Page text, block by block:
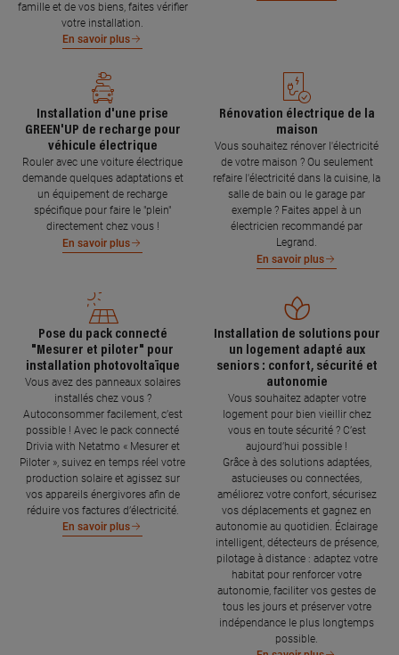
famille et de vos biens, faites vérifier
votre installation.
En savoir plus
Installation d'une prise
GREEN'UP de recharge pour
véhicule électrique
Rouler avec une voiture électrique
demande quelques adaptations et
un équipement de recharge
spécifique pour faire le "plein"
directement chez vous !
En savoir plus
Rénovation électrique de la
maison
Vous souhaitez rénover l'électricité
de votre maison ? Ou seulement
refaire l'électricité dans la cuisine, la
salle de bain ou le garage par
exemple ? Faites appel à un
électricien recommandé par
Legrand.
En savoir plus
Pose du pack connecté
"Mesurer et piloter" pour
installation photovoltaïque
Vous avez des panneaux solaires
installés chez vous ?
Autoconsommer facilement, c’est
possible ! Avec le pack connecté
Drivia with Netatmo « Mesurer et
Piloter », suivez en temps réel votre
production solaire et agissez sur
vos appareils énergivores afin de
réduire vos factures d’électricité.
En savoir plus
Installation de solutions pour
un logement adapté aux
seniors : confort, sécurité et
autonomie
Vous souhaitez adapter votre
logement pour bien vieillir chez
vous en toute sécurité ? C’est
aujourd’hui possible !
Grâce à des solutions adaptées,
astucieuses ou connectées,
améliorez votre confort, sécurisez
vos déplacements et gagnez en
autonomie au quotidien. Éclairage
intelligent, détecteurs de présence,
pilotage à distance : adaptez votre
habitat pour renforcer votre
autonomie, faciliter vos gestes de
tous les jours et préserver votre
indépendance le plus longtemps
possible.